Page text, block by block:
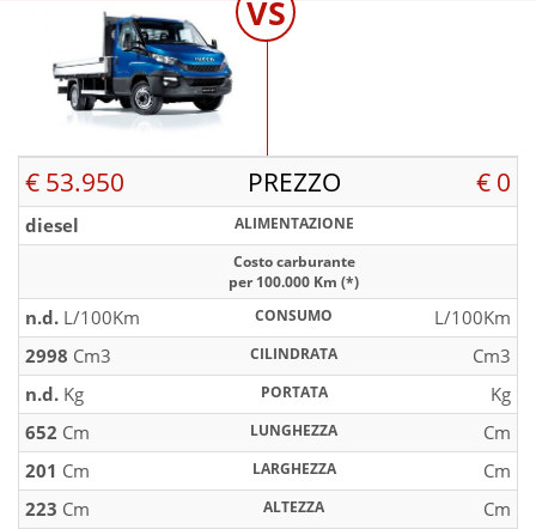
VS
€ 53.950 PREZZO € 0
diesel
ALIMENTAZIONE
Costo carburante
per 100.000 Km (*)
n.d. L/100Km CONSUMO
L/100Km
2998 Cm3 CILINDRATA
Cm3
n.d. Kg PORTATA
Kg
652 Cm LUNGHEZZA
Cm
201 Cm LARGHEZZA
Cm
223 Cm ALTEZZA
Cm